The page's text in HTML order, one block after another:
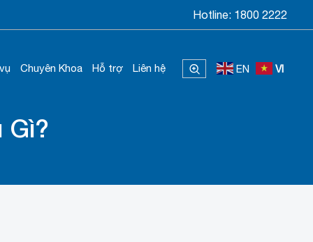
Hotline: 1800 2222
Chuyên Khoa Hỗ trợ Liên hệ EN VI
Gì?